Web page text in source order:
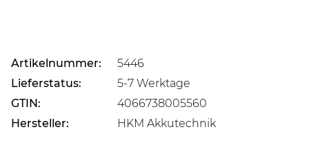
Artikelnummer:
5446
Lieferstatus:
5-7 Werktage
GTIN:
4066738005560
Hersteller:
HKM Akkutechnik